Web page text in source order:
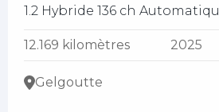
1.2 Hybride 136 ch
12.169 kilomètres 2025
Gelgoutte